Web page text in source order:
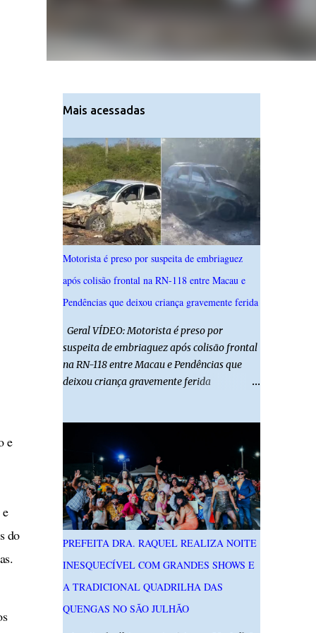
e
do
Mais acessadas
Motorista é preso por suspeita de embriaguez
após colisão frontal na RN-118 entre Macau e
Pendências que deixou criança gravemente ferida
Geral VÍDEO: Motorista é preso por
suspeita de embriaguez após colisão frontal
na RN-118 entre Macau e Pendências que
deixou criança gravemente ferida
embriagado após um acidente que deixou
uma criança de 11 anos gravemente ferida
na manhã deste sábado (1º), na RN-118,
entre Macau e Pendências. Segundo a Polícia
Militar, dois carros que seguiam em sentidos
opostos bateram de frente. Um dos
condutores apresentava sinais de
embriaguez, foi levado ao Hospital Regional
Tarcísio Maia, em Mossoró, e autuado em
flagrante. O exame pericial para confirmar a
presença de álcool no organismo está em
PREFEITA DRA. RAQUEL REALIZA NOITE
INESQUECÍVEL COM GRANDES SHOWS E
A TRADICIONAL QUADRILHA DAS
QUENGAS NO SÃO JULHÃO